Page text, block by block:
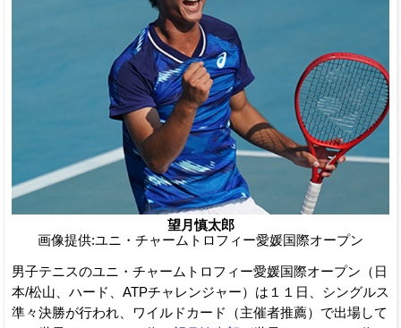
望月慎太郎
画像提供:ユニ・チャームトロフィー愛媛国際オープン
男子テニスのユニ・チャームトロフィー愛媛国際オープン（日
本/松山、ハード、ATPチャレンジャー）は１１日、シングルス
準々決勝が行われ、ワイルドカード（主催者推薦）で出場して